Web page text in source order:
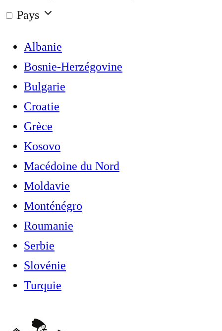
Pays
Albanie
Bosnie-Herzégovine
Bulgarie
Croatie
Grèce
Kosovo
Macédoine du Nord
Moldavie
Monténégro
Roumanie
Serbie
Slovénie
Turquie